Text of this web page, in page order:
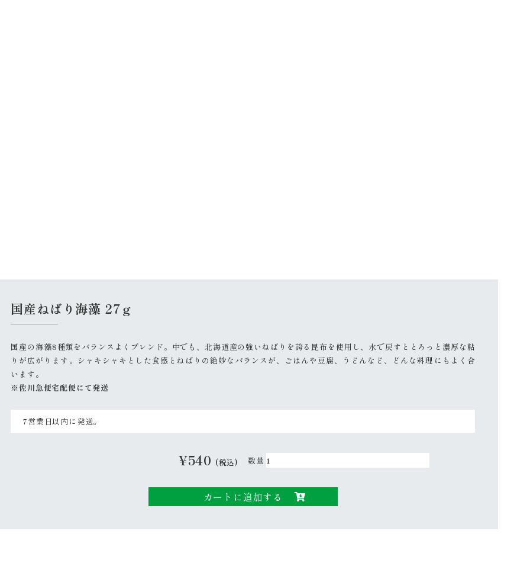
国産ねばり海藻 27ｇ
国産の海藻8種類をバランスよくブレンド。中でも、北海道産の強いねばりを誇る昆布を使用し、水で戻すととろっと濃厚な粘
りが広がります。シャキシャキとした食感とねばりの絶妙なバランスが、ごはんや豆腐、うどんなど、どんな料理にもよく合
います。
※佐川急便宅配便にて発送
7営業日以内に発送。
¥540 (税込)
国
ね
ば
カートに追加する